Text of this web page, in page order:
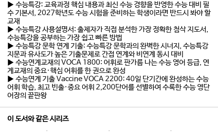
▶ 수능특강: 교육과정 핵심 내용과 최신 수능 경향을 반영한 수능 대비 필
수 기본서, 2027학년도 수능 시험을 준비하는 학생이라면 반드시 봐야 할
교재
▶ 수능특강 사용설명서: 출제자가 직접 분석한 가장 정확한 첨삭 지도서,
수능특강을 공부하는 가장 쉽고 빠른 방법
▶ 수능특강 문학 연계 기출: 수능특강 문학과의 완벽한 시너지, 수능특강
지문과 유사도가 높은 기출문제로 간접 연계와 비연계 동시 대비
▶ 수능연계교재의 VOCA 1800: 어휘로 판가름 나는 수능 영어 등급, 연
계교재의 중요·핵심 어휘를 한 권으로 완성
▶ 수능연계 기출 Vaccine VOCA 2200: 40일 단기간에 완성하는 수능
어휘 학습, 최고 빈출·중요 어휘 2,200단어를 선별하여 수록한 수능 영단
어장의 끝판왕
이 도서와 같은 시리즈